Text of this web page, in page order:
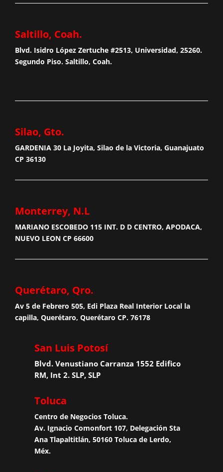
Saltillo, Coah.
Blvd. Isidro López Zertuche #2513, Universidad, 25260.
Segundo Piso. Saltillo, Coah.
Silao, Gto.
GARDENIA 30 La Joyita, Silao de la Victoria, Guanajuato
CP 36130
Monterrey, N.L
MARIANO ESCOBEDO 115 INT. D D CENTRO, APODACA,
NUEVO LEON CP 66600
Querétaro, Qro.
Av 5 de Febrero 505, Edi Plaza Real Interior Local la
capilla, Querétaro, Querétaro CP. 76178
San Luis Potosí
Blvd. Venustiano Carranza 1552 Edifico
RM, Int 2. SLP, SLP
Toluca
Centro de Negocios Toluca.
Av. Ignacio Comonfort 107, Delegación Sta
Ana Tlapaltitlán, 50160 Toluca de Lerdo,
Méx.